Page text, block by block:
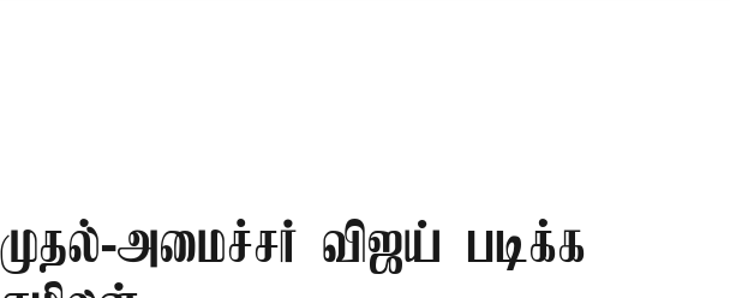
அமைச்சர் விஜய் படிக்க